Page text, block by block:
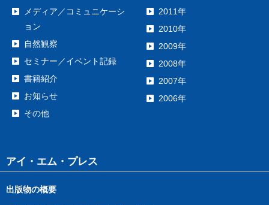
メディア／コミュニケーシ
ョン
自然観察
セミナー／イベント記録
書籍紹介
お知らせ
その他
2011年
2010年
2009年
2008年
2007年
2006年
アイ・エム・プレス
出版物の概要